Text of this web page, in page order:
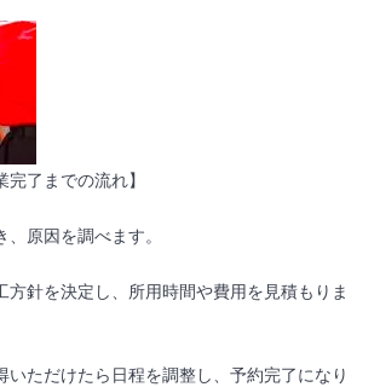
完了までの流れ】
原因を調べます。
方針を決定し、所用時間や費用を見積もりま
いただけたら日程を調整し、予約完了になり